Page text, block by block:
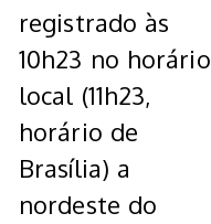
registrado às
10h23 no horário
local (11h23,
horário de
Brasília) a
nordeste do